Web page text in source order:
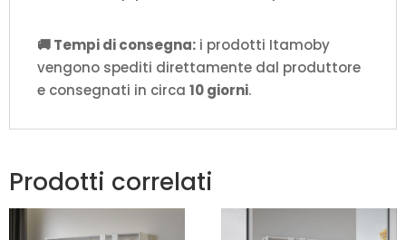
🚚 Tempi di consegna: i prodotti Itamoby
vengono spediti direttamente dal produttore
e consegnati in circa 10 giorni.
Prodotti correlati